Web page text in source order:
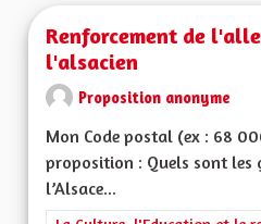
Renforcement de
l'alsacien
Proposition anonyme
Mon Code postal (ex : 68
proposition : Quels sont les
l’Alsace...